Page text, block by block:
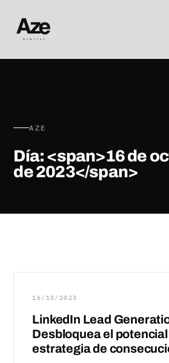
AZE DIGITAL · ZARAGOZA
AZE
Día: <span>16 de
de 2023</span>
16/10/2023
LinkedIn Lead
Desbloquea el
estrategia de